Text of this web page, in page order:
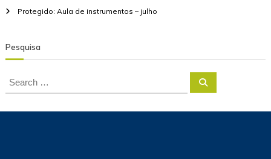
r
t
i
g
Protegido: Aula de instrumentos – julho
Pesquisa
S
e
S
c